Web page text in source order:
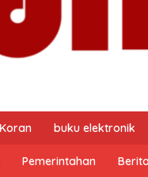
buku elektronik
Pemerintahan